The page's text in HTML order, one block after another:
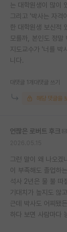
재팬라운지 🌸
는 대학원생이 많이
그리고 '박사는 자격
한 대학원생 보신적
모를까, 본인도 정말
지도교수가 '너를 박
니다.
대댓글 1개 대댓글 쓰기
해당 댓글을
언짢은 로버트 후크
그런 말이 왜 나오겠
이 부족해도 졸업하
석사 2년은 물 불 따
기대치가 높지도 않고.
근데 박사도 어찌됐
하다 보면 사람마다